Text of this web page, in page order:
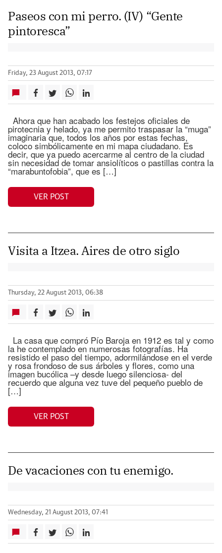
Paseos con mi perro. (IV) “Gente
pintoresca”
Friday, 23 August 2013, 07:17
Ahora que han acabado los festejos oficiales de
pirotecnia y helado, ya me permito traspasar la “muga”
imaginaria que, todos los años por estas fechas,
coloco simbólicamente en mi mapa ciudadano. Es
decir, que ya puedo acercarme al centro de la ciudad
sin necesidad de tomar ansiolíticos o pastillas contra la
“marabuntofobia”, que es […]
VER POST
Visita a Itzea. Aires de otro siglo
Thursday, 22 August 2013, 06:38
La casa que compró Pío Baroja en 1912 es tal y como
la he contemplado en numerosas fotografías. Ha
resistido el paso del tiempo, adormilándose en el verde
y rosa frondoso de sus árboles y flores, como una
imagen bucólica –y desde luego silenciosa- del
recuerdo que alguna vez tuve del pequeño pueblo de
[…]
VER POST
De vacaciones con tu enemigo.
Wednesday, 21 August 2013, 07:41